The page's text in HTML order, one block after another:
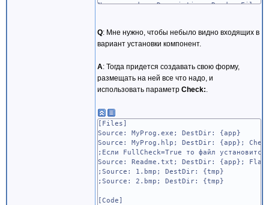
Name: readme; Description: Readme
;exclusive - можно выбрать только одно
Q: Мне нужно, чтобы небыло видно входящих в
вариант установки компонент.
A: Тогда придется создавать свою форму,
размещать на ней все что надо, и
использовать параметр Check:
[Files]
Source: MyProg.exe; DestDir: {app}
Source: MyProg.hlp; DestDir: {app};
;Если FullCheck=True то файл
Source: Readme.txt; DestDir: {app};
;Source: 1.bmp; DestDir: {tmp}
;Source: 2.bmp; DestDir: {tmp}
[Code]